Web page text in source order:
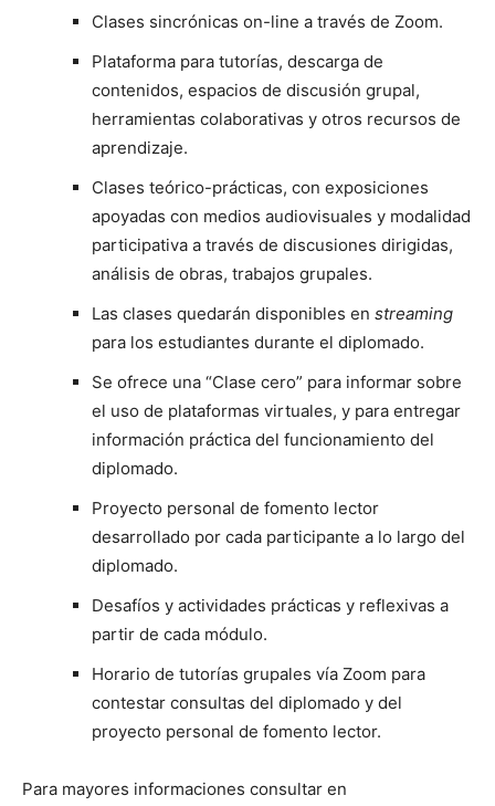
Clases sincrónicas on-line a través de Zoom.
Plataforma para tutorías, descarga de
contenidos, espacios de discusión grupal,
herramientas colaborativas y otros recursos de
aprendizaje.
Clases teórico-prácticas, con exposiciones
apoyadas con medios audiovisuales y modalidad
participativa a través de discusiones dirigidas,
análisis de obras, trabajos grupales.
Las clases quedarán disponibles en streaming
para los estudiantes durante el diplomado.
Se ofrece una “Clase cero” para informar sobre
el uso de plataformas virtuales, y para entregar
información práctica del funcionamiento del
diplomado.
Proyecto personal de fomento lector
desarrollado por cada participante a lo largo del
diplomado.
Desafíos y actividades prácticas y reflexivas a
partir de cada módulo.
Horario de tutorías grupales vía Zoom para
contestar consultas del diplomado y del
proyecto personal de fomento lector.
Para mayores informaciones consultar en